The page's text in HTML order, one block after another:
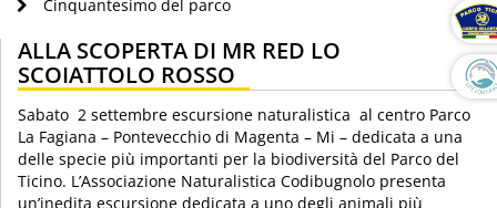
Cinquantesimo del parco
ALLA SCOPERTA DI MR RED LO
SCOIATTOLO ROSSO
Sabato 2 settembre escursione naturalistica al centro Parco
La Fagiana – Pontevecchio di Magenta – Mi – dedicata a una
delle specie più importanti per la biodiversità del Parco del
Ticino. L’Associazione Naturalistica Codibugnolo presenta
un’inedita escursione dedicata a uno degli animali più